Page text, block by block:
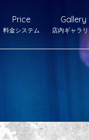
Price
料金システム
Gallery
店内ギャラ